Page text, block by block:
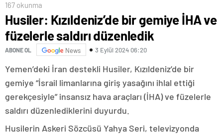
167 okunma
Husiler: Kızıldeniz’de bir gemiye İHA ve
füzelerle saldırı düzenledik
ABONE OL News 3 Eylül 2024 06:20
Yemen’deki İran destekli Husiler, Kızıldeniz’de bir
gemiye “İsrail limanlarına giriş yasağını ihlal ettiği
gerekçesiyle” insansız hava araçları (İHA) ve füzelerle
saldırı düzenlediklerini duyurdu.
Husilerin Askeri Sözcüsü Yahya Seri, televizyonda